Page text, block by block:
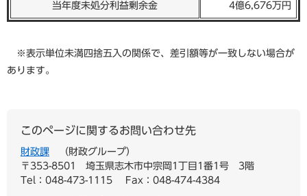
当年度未処分利益剰余金 4億6,676万円
※表示単位未満四捨五入の関係で、差引額等が一致しない場合が
あります。
このページに関するお問い合わせ先
財政課
財政グループ
〒353-8501
埼玉県志木市中宗岡1丁目1番1号 3階
Tel：048-473-1115
Fax：048-474-4384